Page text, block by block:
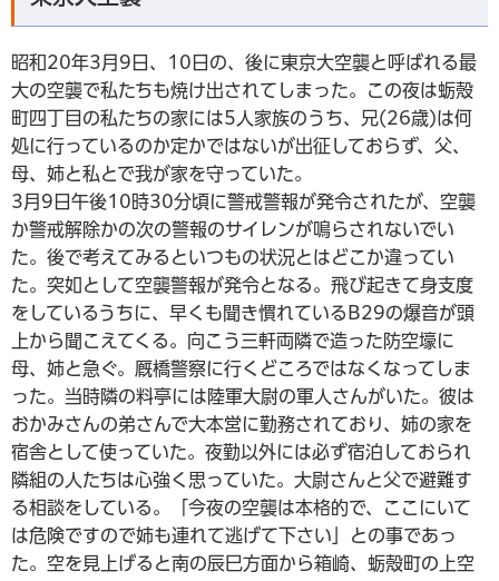
昭和20年3月9日、10日の、後に東京大空襲と呼ばれる最
大の空襲で私たちも焼け出されてしまった。この夜は蛎殼
町四丁目の私たちの家には5人家族のうち、兄(26歳)は何
処に行っているのか定かではないが出征しておらず、父、
母、姉と私とで我が家を守っていた。
3月9日午後10時30分頃に警戒警報が発令されたが、空襲
か警戒解除かの次の警報のサイレンが鳴らされないでい
た。後で考えてみるといつもの状況とはどこか違ってい
た。突如として空襲警報が発令となる。飛び起きて身支度
をしているうちに、早くも聞き慣れているB29の爆音が頭
上から聞こえてくる。向こう三軒両隣で造った防空壕に
母、姉と急ぐ。厩橋警察に行くどころではなくなってしま
った。当時隣の料亭には陸軍大尉の軍人さんがいた。彼は
おかみさんの弟さんで大本営に勤務されており、姉の家を
宿舎として使っていた。夜勤以外には必ず宿泊しておられ
隣組の人たちは心強く思っていた。大尉さんと父で避難す
る相談をしている。「今夜の空襲は本格的で、ここにいて
は危険ですので姉も連れて逃げて下さい」との事であっ
た。空を見上げると南の辰巳方面から箱崎、蛎殼町の上空